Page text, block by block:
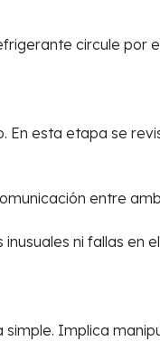
circule por
esta etapa se
entre
ni fallas en
Implica